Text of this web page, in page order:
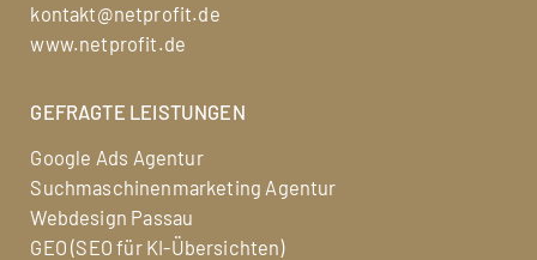
kontakt@netprofit.de
www.netprofit.de
GEFRAGTE LEISTUNGEN
Google Ads Agentur
Suchmaschinenmarketing Agentur
Webdesign Passau
GEO (SEO für KI-Übersichten)